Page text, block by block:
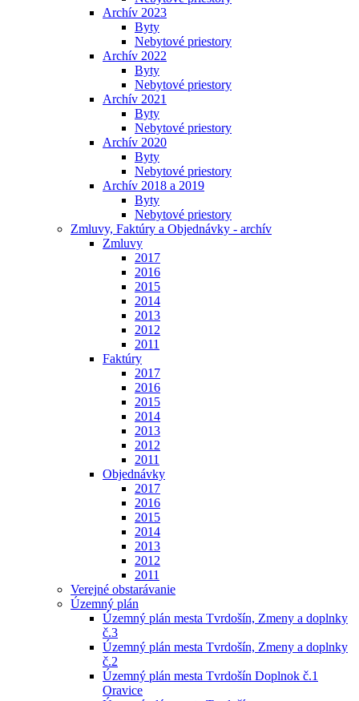
Archív 2023
Byty
Nebytové priestory
Archív 2022
Byty
Nebytové priestory
Archív 2021
Byty
Nebytové priestory
Archív 2020
Byty
Nebytové priestory
Archív 2018 a 2019
Byty
Nebytové priestory
Zmluvy, Faktúry a Objednávky - archív
Zmluvy
2017
2016
2015
2014
2013
2012
2011
Faktúry
2017
2016
2015
2014
2013
2012
2011
Objednávky
2017
2016
2015
2014
2013
2012
2011
Verejné obstarávanie
Územný plán
Územný plán mesta Tvrdošín, Zmeny a doplnky
č.3
Územný plán mesta Tvrdošín, Zmeny a doplnky
č.2
Územný plán mesta Tvrdošín Doplnok č.1
Oravice